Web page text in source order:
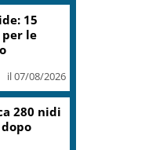
15
le
il 07/08/2026
280 nidi